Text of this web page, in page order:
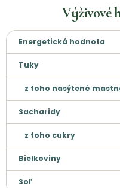
Výživové
Energetická hodnota
Tuky
z toho nasýtené
Sacharidy
z toho cukry
Bielkoviny
Soľ